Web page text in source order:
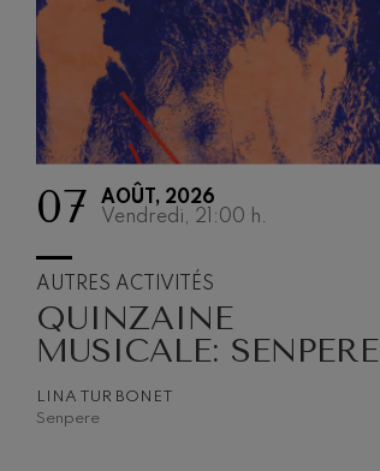
07
AOÛT, 2026
Vendredi, 21:00 h.
AUTRES ACTIVITÉS
QUINZAINE
MUSICALE: SENPERE
LINA TUR BONET
Senpere